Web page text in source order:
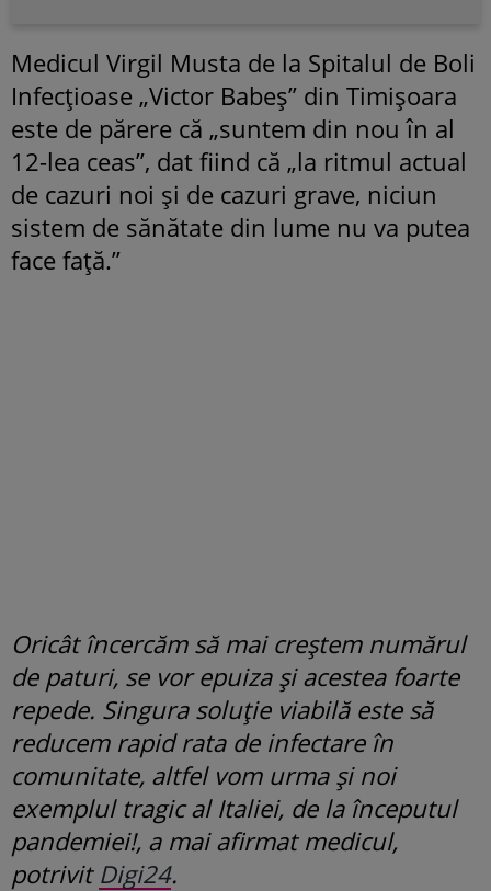
Medicul Virgil Musta de la Spitalul de Boli
Infecţioase „Victor Babeş” din Timişoara
este de părere că „suntem din nou în al
12-lea ceas”, dat fiind că „la ritmul actual
de cazuri noi şi de cazuri grave, niciun
sistem de sănătate din lume nu va putea
face faţă.”
Oricât încercăm să mai creştem numărul
de paturi, se vor epuiza şi acestea foarte
repede. Singura soluţie viabilă este să
reducem rapid rata de infectare în
comunitate, altfel vom urma şi noi
exemplul tragic al Italiei, de la începutul
pandemiei!, a mai afirmat medicul,
potrivit Digi24.